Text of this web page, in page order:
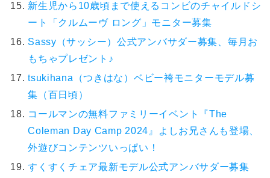
新生児から10歳頃まで使えるコンビのチャイルドシ
ート「クルムーヴ ロング」モニター募集
Sassy（サッシー）公式アンバサダー募集、毎月お
もちゃプレゼント♪
tsukihana（つきはな）ベビー袴モニターモデル募
集（百日頃）
コールマンの無料ファミリーイベント『The
Coleman Day Camp 2024』よしお兄さんも登場、
外遊びコンテンツいっぱい！
すくすくチェア最新モデル公式アンバサダー募集